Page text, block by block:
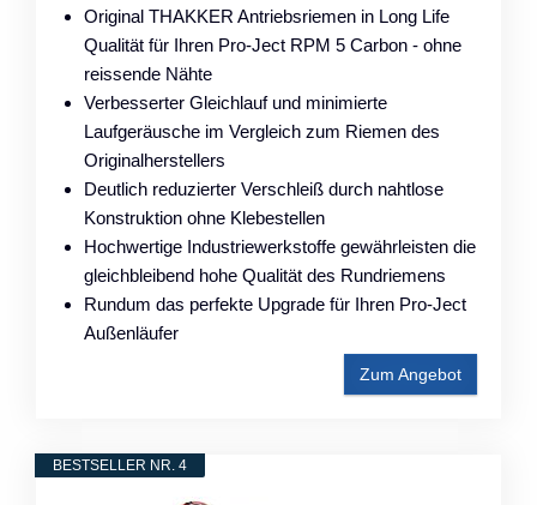
Original THAKKER Antriebsriemen in Long Life
Qualität für Ihren Pro-Ject RPM 5 Carbon - ohne
reissende Nähte
Verbesserter Gleichlauf und minimierte
Laufgeräusche im Vergleich zum Riemen des
Originalherstellers
Deutlich reduzierter Verschleiß durch nahtlose
Konstruktion ohne Klebestellen
Hochwertige Industriewerkstoffe gewährleisten die
gleichbleibend hohe Qualität des Rundriemens
Rundum das perfekte Upgrade für Ihren Pro-Ject
Außenläufer
Zum Angebot
BESTSELLER NR. 4